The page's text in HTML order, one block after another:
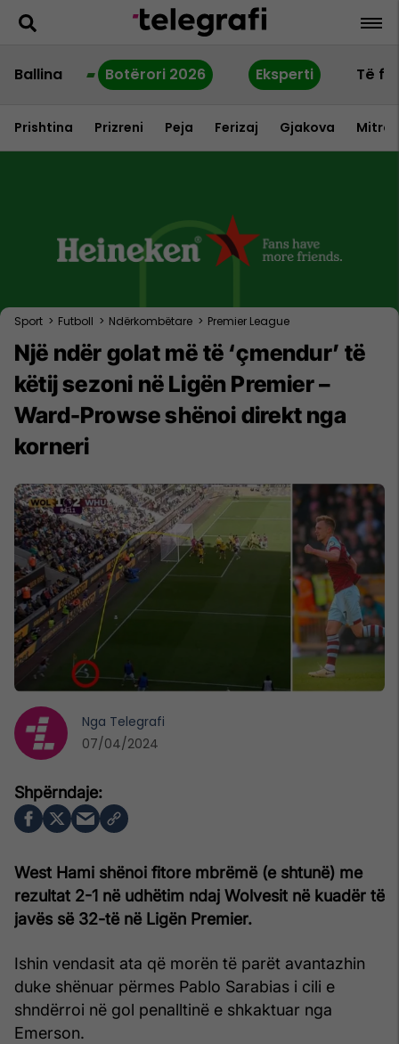
Ballina Botërori 2026 Eksperti Të
Prishtina Prizreni Peja Ferizaj Gjakova
Sport > Futboll > Ndërkombëtare > Premier League
Një ndër golat më të ‘çmendur’ të
këtij sezoni në Ligën Premier –
Ward-Prowse shënoi direkt nga
korneri
West Hami shënoi fitore mbrëmë (e shtunë) me
rezultat 2-1 në udhëtim ndaj Wolvesit në kuadër të
javës së 32-të në Ligën Premier.
Ishin vendasit ata që morën të parët avantazhin
duke shënuar përmes Pablo Sarabias i cili e
shndërroi në gol penalltinë e shkaktuar nga
Emerson.
Nga Telegrafi
07/04/2024